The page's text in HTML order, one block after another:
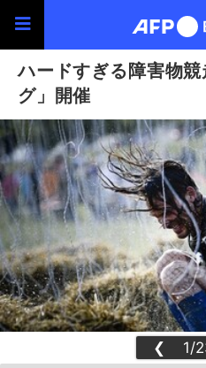
ハードすぎる障害物
グ」開催
❮ 1/